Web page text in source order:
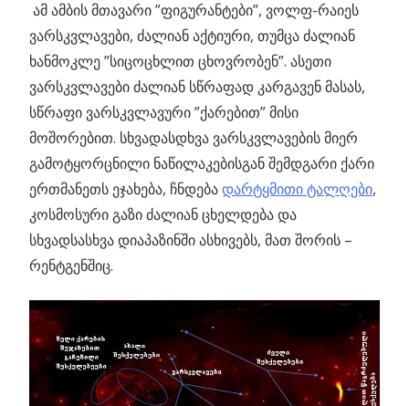
ამ ამბის მთავარი ”ფიგურანტები”, ვოლფ-რაიეს
ვარსკვლავები, ძალიან აქტიური, თუმცა ძალიან
ხანმოკლე ”სიცოცხლით ცხოვრობენ”. ასეთი
ვარსკვლავები ძალიან სწრაფად კარგავენ მასას,
სწრაფი ვარსკვლავური ”ქარებით” მისი
მოშორებით. სხვადასდხვა ვარსკვლავების მიერ
გამოტყორცნილი ნაწილაკებისგან შემდგარი ქარი
ერთმანეთს ეჯახება, ჩნდებადარტყმითი ტალღები,
კოსმოსური გაზი ძალიან ცხელდება და
სხვადსასხვა დიაპაზინში ასხივებს, მათ შორის –
რენტგენშიც.